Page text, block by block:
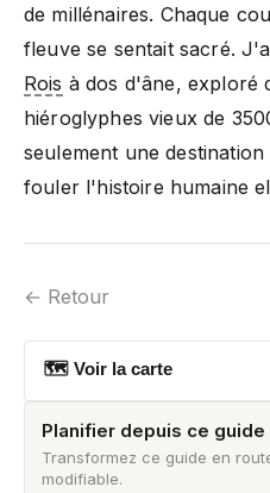
de millénaires. Chaque
fleuve se sentait sacré.
Rois à dos d'âne, exploré
hiéroglyphes vieux de
seulement une
fouler l'histoire humaine
← Retour
🗺 Voir la carte
Planifier depuis ce guide
Transformez ce guide en
modifiable.